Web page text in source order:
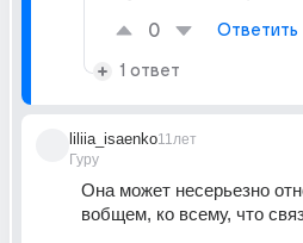
0 Ответить
1 ответ
liliia_isaenko
Гуру
11лет
Она может несерьезно
вобщем, ко всему, что